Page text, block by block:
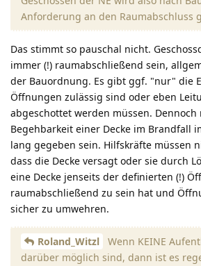
Anforderung an den Raumabschluss
Das stimmt so pauschal nicht.
immer (!) raumabschließend sein,
der Bauordnung. Es gibt ggf. "nur" die
Öffnungen zulässig sind oder eben
abgeschottet werden müssen. Dennoch
Begehbarkeit einer Decke im Brandfall
lang gegeben sein. Hilfskräfte müssen
dass die Decke versagt oder sie durch
eine Decke jenseits der definierten (!)
raumabschließend zu sein hat und
sicher zu umwehren.
Roland_Witzl
Wenn KEINE
darüber möglich sind, dann ist es